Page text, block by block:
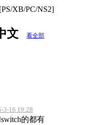
XB/PC/NS2]
文 看全部
3-16 19:28
的都有